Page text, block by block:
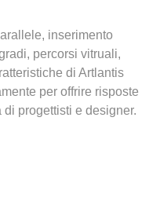
inserimento
percorsi vitruali,
di Artlantis
per offrire risposte
progettisti e designer.